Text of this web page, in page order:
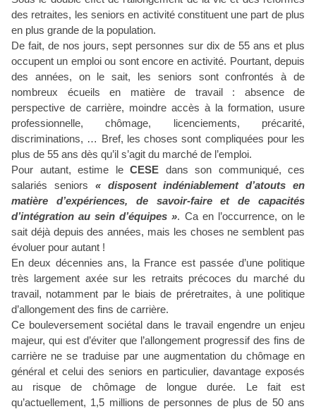
des retraites, les seniors en activité constituent une part de plus
en plus grande de la population.
De fait, de nos jours, sept personnes sur dix de 55 ans et plus
occupent un emploi ou sont encore en activité. Pourtant, depuis
des années, on le sait, les seniors sont confrontés à de
nombreux écueils en matière de travail : absence de
perspective de carrière, moindre accès à la formation, usure
professionnelle, chômage, licenciements, précarité,
discriminations, … Bref, les choses sont compliquées pour les
plus de 55 ans dès qu’il s’agit du marché de l’emploi.
Pour autant, estime le CESE dans son communiqué, ces
salariés seniors « disposent indéniablement d’atouts en
matière d’expériences, de savoir-faire et de capacités
d’intégration au sein d’équipes ». Ca en l’occurrence, on le
sait déjà depuis des années, mais les choses ne semblent pas
évoluer pour autant !
En deux décennies ans, la France est passée d’une politique
très largement axée sur les retraits précoces du marché du
travail, notamment par le biais de préretraites, à une politique
d’allongement des fins de carrière.
Ce bouleversement sociétal dans le travail engendre un enjeu
majeur, qui est d’éviter que l’allongement progressif des fins de
carrière ne se traduise par une augmentation du chômage en
général et celui des seniors en particulier, davantage exposés
au risque de chômage de longue durée. Le fait est
qu’actuellement, 1,5 millions de personnes de plus de 50 ans